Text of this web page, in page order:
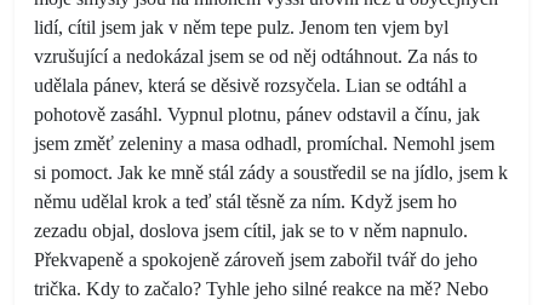
lidí, cítil jsem jak v něm tepe pulz. Jenom ten vjem byl
vzrušující a nedokázal jsem se od něj odtáhnout. Za nás to
udělala pánev, která se děsivě rozsyčela. Lian se odtáhl a
pohotově zasáhl. Vypnul plotnu, pánev odstavil a čínu, jak
jsem změť zeleniny a masa odhadl, promíchal. Nemohl jsem
si pomoct. Jak ke mně stál zády a soustředil se na jídlo, jsem k
němu udělal krok a teď stál těsně za ním. Když jsem ho
zezadu objal, doslova jsem cítil, jak se to v něm napnulo.
Překvapeně a spokojeně zároveň jsem zabořil tvář do jeho
trička. Kdy to začalo? Tyhle jeho silné reakce na mě? Nebo